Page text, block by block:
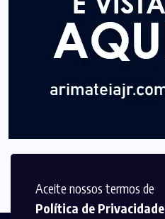
Aceite nossos termos de
Política de Privacidade